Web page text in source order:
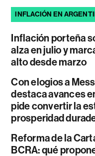
INFLACIÓN EN
Inflación porteña
alza en julio y
alto desde marzo
Con elogios a
destaca avances
pide convertir la
prosperidad
Reforma de la
BCRA: qué